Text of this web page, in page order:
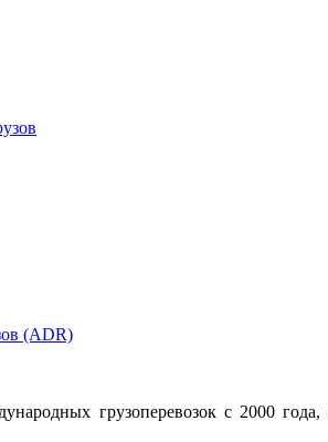
(ADR)
грузоперевозок с 2000